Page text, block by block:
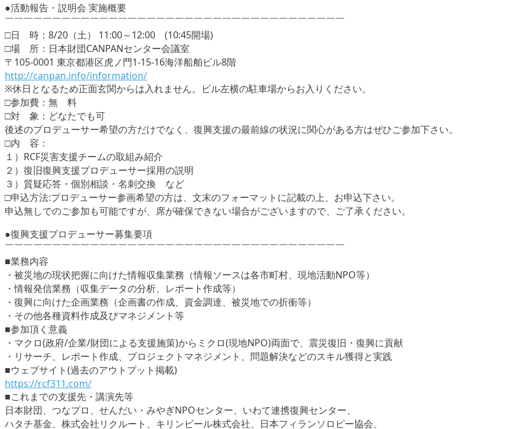
●活動報告・説明会 実施概要
￣￣￣￣￣￣￣￣￣￣￣￣￣￣￣￣￣￣￣￣￣￣￣￣￣￣￣￣￣￣￣￣￣￣￣￣
□日 時：8/20（土） 11:00～12:00 (10:45開場)
□場 所：日本財団CANPANセンター会議室
〒105-0001 東京都港区虎ノ門1-15-16海洋船舶ビル8階
http://canpan.info/information/
※休日となるため正面玄関からは入れません。ビル左横の駐車場からお入りください。
□参加費：無 料
□対 象：どなたでも可
後述のプロデューサー希望の方だけでなく、復興支援の最前線の状況に関心がある方はぜひご参加下さい。
□内 容：
１）RCF災害支援チームの取組み紹介
２）復旧復興支援プロデューサー採用の説明
３）質疑応答・個別相談・名刺交換 など
□申込方法:プロデューサー参画希望の方は、文末のフォーマットに記載の上、お申込下さい。
申込無しでのご参加も可能ですが、席が確保できない場合がございますので、ご了承ください。
●復興支援プロデューサー募集要項
￣￣￣￣￣￣￣￣￣￣￣￣￣￣￣￣￣￣￣￣￣￣￣￣￣￣￣￣￣￣￣￣￣￣￣￣
■業務内容
・被災地の現状把握に向けた情報収集業務（情報ソースは各市町村、現地活動NPO等）
・情報発信業務（収集データの分析、レポート作成等）
・復興に向けた企画業務（企画書の作成、資金調達、被災地での折衝等）
・その他各種資料作成及びマネジメント等
■参加頂く意義
・マクロ(政府/企業/財団による支援施策)からミクロ(現地NPO)両面で、震災復旧・復興に貢献
・リサーチ、レポート作成、プロジェクトマネジメント、問題解決などのスキル獲得と実践
■ウェブサイト(過去のアウトプット掲載)
https://rcf311.com/
■これまでの支援先・講演先等
日本財団、つなプロ、せんだい・みやぎNPOセンター、いわて連携復興センター、
ハタチ基金、株式会社リクルート、キリンビール株式会社、日本フィランソロピー協会、